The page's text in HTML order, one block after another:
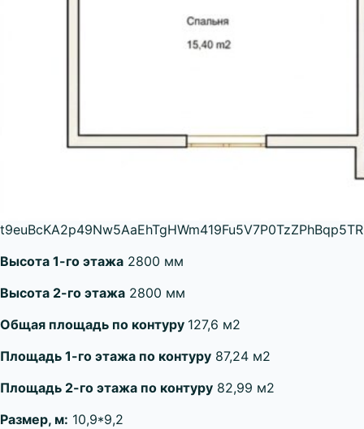
Высота 1-го этажа 2800 мм
Высота 2-го этажа 2800 мм
Общая площадь по контуру 127,6 м2
Площадь 1-го этажа по контуру 87,24 м2
Площадь 2-го этажа по контуру 82,99 м2
Размер, м: 10,9*9,2